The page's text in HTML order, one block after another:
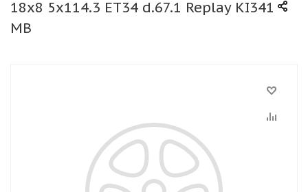
18x8 5x114.3 ET34 d.67.1 Replay KI341
MB